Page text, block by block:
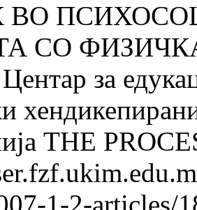
ВО
СО
за
THE
1-2-articles/